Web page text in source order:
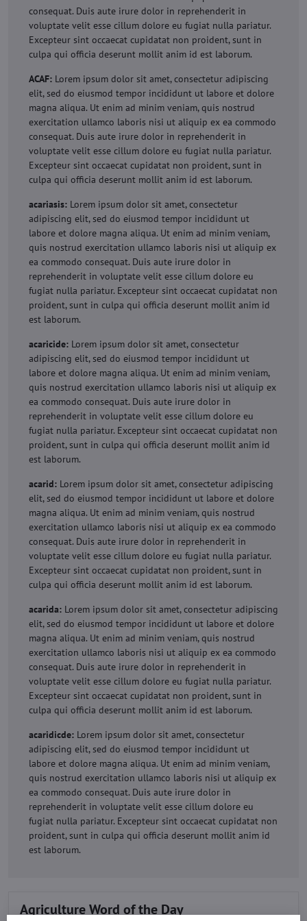
consequat. Duis aute irure dolor in reprehenderit in
voluptate velit esse cillum dolore eu fugiat nulla pariatur.
Excepteur sint occaecat cupidatat non proident, sunt in
culpa qui officia deserunt mollit anim id est laborum.
ACAF: Lorem ipsum dolor sit amet, consectetur adipiscing
elit, sed do eiusmod tempor incididunt ut labore et dolore
magna aliqua. Ut enim ad minim veniam, quis nostrud
exercitation ullamco laboris nisi ut aliquip ex ea commodo
consequat. Duis aute irure dolor in reprehenderit in
voluptate velit esse cillum dolore eu fugiat nulla pariatur.
Excepteur sint occaecat cupidatat non proident, sunt in
culpa qui officia deserunt mollit anim id est laborum.
acariasis: Lorem ipsum dolor sit amet, consectetur
adipiscing elit, sed do eiusmod tempor incididunt ut
labore et dolore magna aliqua. Ut enim ad minim veniam,
quis nostrud exercitation ullamco laboris nisi ut aliquip ex
ea commodo consequat. Duis aute irure dolor in
reprehenderit in voluptate velit esse cillum dolore eu
fugiat nulla pariatur. Excepteur sint occaecat cupidatat non
proident, sunt in culpa qui officia deserunt mollit anim id
est laborum.
acaricide: Lorem ipsum dolor sit amet, consectetur
adipiscing elit, sed do eiusmod tempor incididunt ut
labore et dolore magna aliqua. Ut enim ad minim veniam,
quis nostrud exercitation ullamco laboris nisi ut aliquip ex
ea commodo consequat. Duis aute irure dolor in
reprehenderit in voluptate velit esse cillum dolore eu
fugiat nulla pariatur. Excepteur sint occaecat cupidatat non
proident, sunt in culpa qui officia deserunt mollit anim id
est laborum.
acarid: Lorem ipsum dolor sit amet, consectetur adipiscing
elit, sed do eiusmod tempor incididunt ut labore et dolore
magna aliqua. Ut enim ad minim veniam, quis nostrud
exercitation ullamco laboris nisi ut aliquip ex ea commodo
consequat. Duis aute irure dolor in reprehenderit in
voluptate velit esse cillum dolore eu fugiat nulla pariatur.
Excepteur sint occaecat cupidatat non proident, sunt in
culpa qui officia deserunt mollit anim id est laborum.
acarida: Lorem ipsum dolor sit amet, consectetur adipiscing
elit, sed do eiusmod tempor incididunt ut labore et dolore
magna aliqua. Ut enim ad minim veniam, quis nostrud
exercitation ullamco laboris nisi ut aliquip ex ea commodo
consequat. Duis aute irure dolor in reprehenderit in
voluptate velit esse cillum dolore eu fugiat nulla pariatur.
Excepteur sint occaecat cupidatat non proident, sunt in
culpa qui officia deserunt mollit anim id est laborum.
acaridicde: Lorem ipsum dolor sit amet, consectetur
adipiscing elit, sed do eiusmod tempor incididunt ut
labore et dolore magna aliqua. Ut enim ad minim veniam,
quis nostrud exercitation ullamco laboris nisi ut aliquip ex
ea commodo consequat. Duis aute irure dolor in
reprehenderit in voluptate velit esse cillum dolore eu
fugiat nulla pariatur. Excepteur sint occaecat cupidatat non
proident, sunt in culpa qui officia deserunt mollit anim id
est laborum.
Agriculture Word of the Day